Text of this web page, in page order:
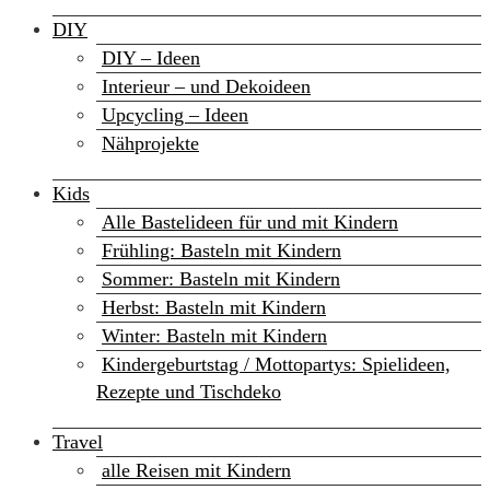
DIY
DIY – Ideen
Interieur – und Dekoideen
Upcycling – Ideen
Nähprojekte
Kids
Alle Bastelideen für und mit Kindern
Frühling: Basteln mit Kindern
Sommer: Basteln mit Kindern
Herbst: Basteln mit Kindern
Winter: Basteln mit Kindern
Kindergeburtstag / Mottopartys: Spielideen,
Rezepte und Tischdeko
Travel
alle Reisen mit Kindern